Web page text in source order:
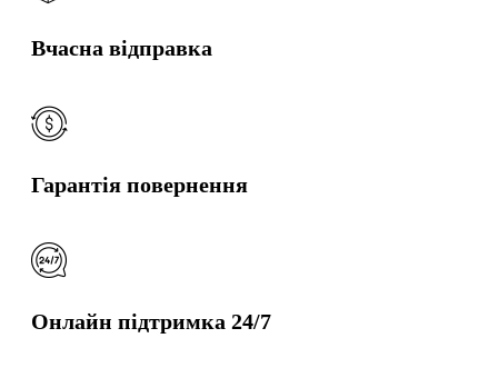
Вчасна відправка
Гарантія повернення
Онлайн підтримка 24/7